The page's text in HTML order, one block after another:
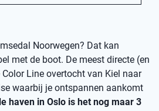
Noorwegen? Dat kan
met de boot. De meest directe (en
Line overtocht van Kiel naar
waarbij je ontspannen aankomt
haven in Oslo is het nog maar 3